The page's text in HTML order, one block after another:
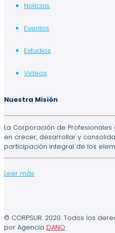
Noticias
Eventos
Estudios
Videos
Nuestra Misión
La Corporación de Profesionales
en crecer, desarrollar y
participación integral de los
Leer más
© CORPSUR. 2020. Todos los
por Agencia DANO